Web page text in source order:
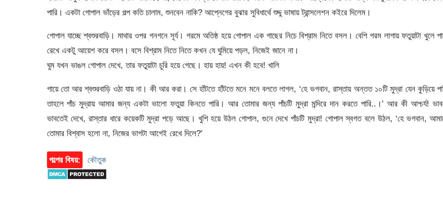
পারি। একটা গোপাল ভাঁড়ের গল্প কতি চালাম, শুনবেন নাকি? আপ্নেগের বুঝার সুবিধার্থে শুদ্দু ভাষায় ট্রান্সলেশন কইরে দিলেম।
গোপাল যাচ্ছে শ্বশুরবাড়ি। মাথার ওপর গনগনে সূর্য। গরমে অতিষ্ঠ হয়ে গোপাল এক গাছের নিচে বিশ্রাম নিতে বসল। বেশি গরম লাগায় ফতুয়াটা খুলে
রেখে একটু আয়েশ করে বসল। বসে বিশ্রাম নিতে নিতে কখন যে ঘুমিয়ে পড়ল, নিজেই জানে না।
ঘুম যখন ভাঙল গোপাল দেখে, তার ফতুয়াটা চুরি হয়ে গেছে। হায় হায়! এখন কী হবে! খালি
গায়ে তো আর শ্বশুরবাড়ি ওঠা যায় না। কী আর করা। সে হাঁটতে হাঁটতে মনে মনে বলতে লাগল, ‘হে ভগবান, রাস্তায় অন্তত ১০টি মুদ্রা যেন কুড়িয়ে
তাহলে পাঁচ মুদ্রায় আমার জন্য একটা ভালো ফতুয়া কিনতে পারি। আর তোমার জন্য পাঁচটি মুদ্রা মন্দিরে দান করতে পারি..।’ আর কী আশ্চর্য!
ভাবতেই দেখে, রাস্তার ধারে কয়েকটি মুদ্রা পড়ে আছে। খুশি হয়ে উঠল গোপাল, গুনে দেখে পাঁচটি মুদ্রা! গোপাল স্বগত বলে উঠল, ‘হে ভগবান,
তোমার বিশ্বাস হলো না, নিজের ভাগটা আগেই রেখে দিলে?’
গল্পের বিষয়: কৌতুক